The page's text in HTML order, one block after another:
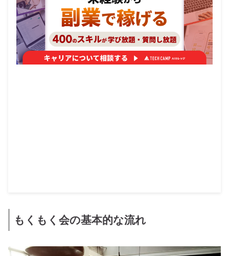
もくもく会の基本的な流れ